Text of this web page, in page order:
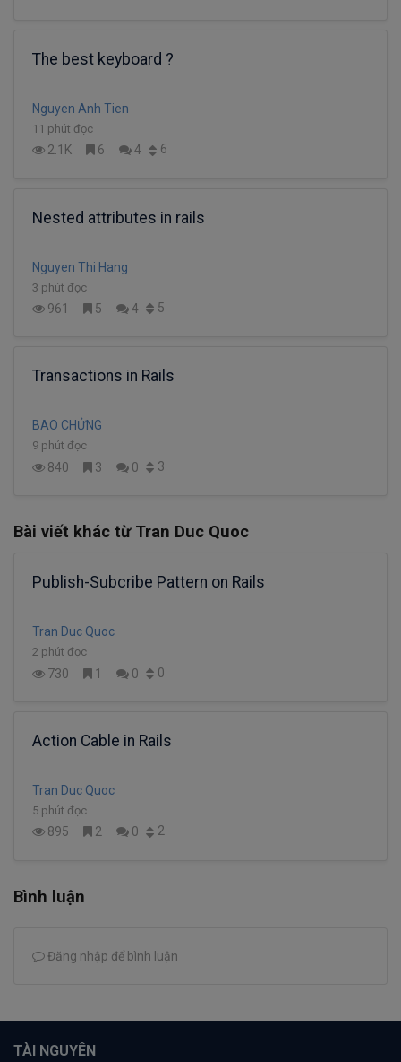
The best keyboard ?
Nguyen Anh Tien
11 phút đọc
2.1K 6 4 6
Nested attributes in rails
Nguyen Thi Hang
3 phút đọc
961 5 4 5
Transactions in Rails
BAO CHỬNG
9 phút đọc
840 3 0 3
Bài viết khác từ Tran Duc Quoc
Publish-Subcribe Pattern on Rails
Tran Duc Quoc
2 phút đọc
730 1 0 0
Action Cable in Rails
Tran Duc Quoc
5 phút đọc
895 2 0 2
Bình luận
Đăng nhập để bình luận
TÀI NGUYÊN